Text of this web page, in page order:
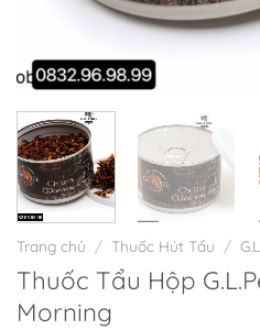
Trang chủ / Thuốc Hút Tẩu /
Thuốc Tẩu Hộp
Morning